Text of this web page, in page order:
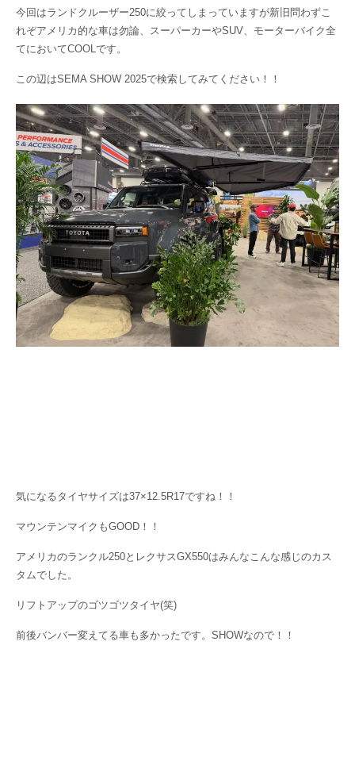
今回はランドクルーザー250に絞ってしまっていますが新旧問わずこ
れぞアメリカ的な車は勿論、スーパーカーやSUV、モーターバイク全
てにおいてCOOLです。
この辺はSEMA SHOW 2025で検索してみてください！！
気になるタイヤサイズは37×12.5R17ですね！！
マウンテンマイクもGOOD！！
アメリカのランクル250とレクサスGX550はみんなこんな感じのカス
タムでした。
リフトアップのゴツゴツタイヤ(笑)
前後バンバー変えてる車も多かったです。SHOWなので！！